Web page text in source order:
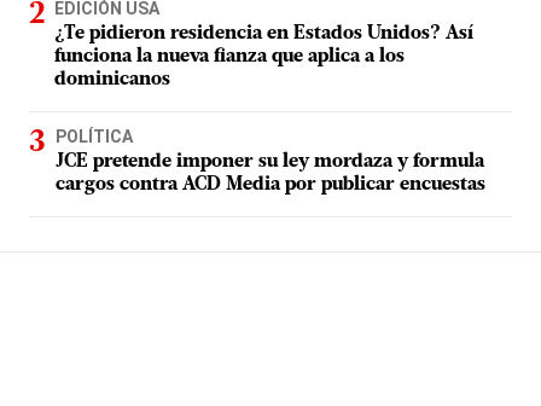
EDICIÓN USA
¿Te pidieron residencia en Estados Unidos? Así
funciona la nueva fianza que aplica a los
dominicanos
POLÍTICA
JCE pretende imponer su ley mordaza y formula
cargos contra ACD Media por publicar encuestas